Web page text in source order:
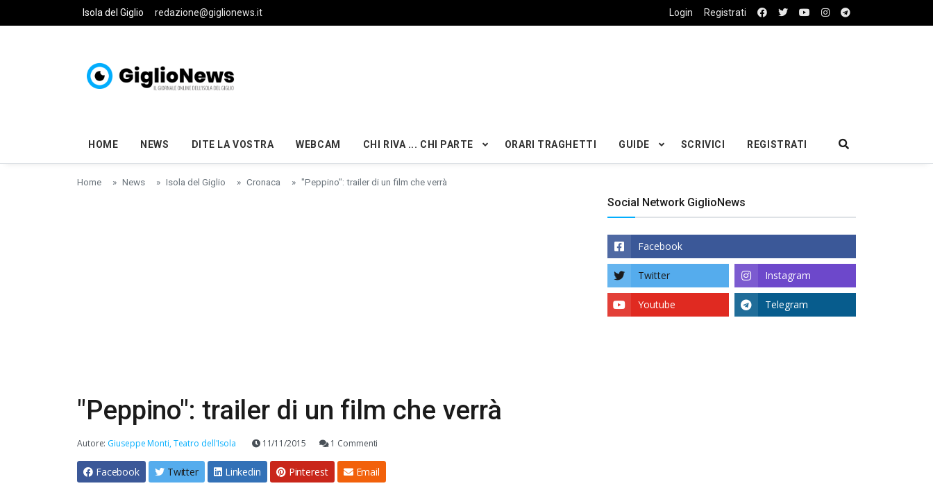
Skip to main content
Isola del Giglio redazione@giglionews.it Login Registrati
HOME NEWS DITE LA VOSTRA WEBCAM CHI RIVA ... CHI PARTE ORARI TRAGHETTI GUIDE SCRIVICI REGISTRATI
Home News Isola del Giglio Cronaca "Peppino": trailer di un film che verrà
"Peppino": trailer di un film che verrà
Autore: Giuseppe Monti, Teatro dell'Isola 11/11/2015 1 Commenti
Facebook Twitter Linkedin Pinterest Email
Social Network GiglioNews
Facebook
Twitter Instagram
Youtube Telegram